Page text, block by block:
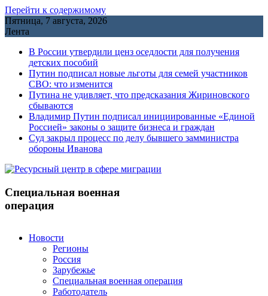
Перейти к содержимому
Пятница, 7 августа, 2026
Лента
В России утвердили ценз оседлости для получения
детских пособий
Путин подписал новые льготы для семей участников
СВО: что изменится
Путина не удивляет, что предсказания Жириновского
сбываются
Владимир Путин подписал инициированные «Единой
Россией» законы о защите бизнеса и граждан
Cуд закрыл процесс по делу бывшего замминистра
обороны Иванова
Специальная военная
операция
Новости
Регионы
Россия
Зарубежье
Специальная военная операция
Работодатель